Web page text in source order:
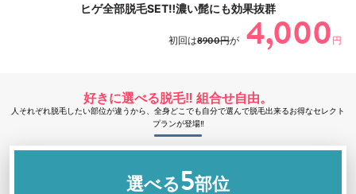
ヒゲ全部脱毛SET‼濃い髭にも効果抜群
初回は8900円が 4,000円
好きに選べる脱毛‼ 組合せ自由。
人それぞれ脱毛したい部位が違うから、全身どこでも自分で選んで脱毛出来るお得なセレクト
プランが登場‼
選べる5部位